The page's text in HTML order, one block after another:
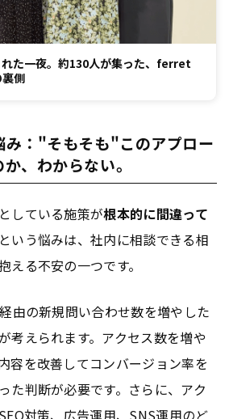
た一夜。約130人が集った、ferret
側
："そもそも"このアプロー
、わからない。
している施策が根本的に間違って
いう悩みは、社内に相談できる相
える不安の一つです。
経由の新規問い合わせ数を増やした
考えられます。アクセス数を増や
容を改善してコンバージョン率を
た判断が必要です。さらに、アク
SEO対策、 広告運用、SNS運用のど